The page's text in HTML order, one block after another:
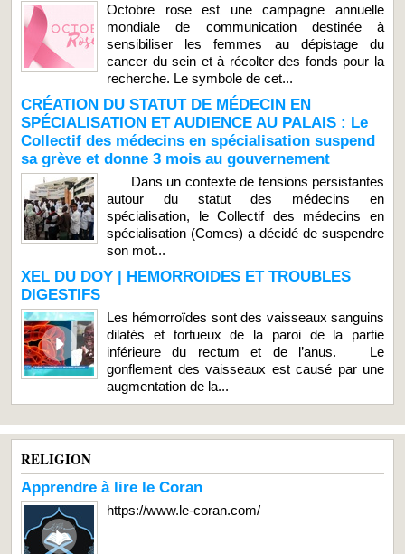
Octobre rose est une campagne annuelle
mondiale de communication destinée à
sensibiliser les femmes au dépistage du
cancer du sein et à récolter des fonds pour la
recherche. Le symbole de cet...
CRÉATION DU STATUT DE MÉDECIN EN
SPÉCIALISATION ET AUDIENCE AU PALAIS : Le
Collectif des médecins en spécialisation suspend
sa grève et donne 3 mois au gouvernement
Dans un contexte de tensions persistantes
autour du statut des médecins en
spécialisation, le Collectif des médecins en
spécialisation (Comes) a décidé de suspendre
son mot...
XEL DU DOY | HEMORROIDES ET TROUBLES
DIGESTIFS
Les hémorroïdes sont des vaisseaux sanguins
dilatés et tortueux de la paroi de la partie
inférieure du rectum et de l’anus. Le
gonflement des vaisseaux est causé par une
augmentation de la...
RELIGION
Apprendre à lire le Coran
https://www.le-coran.com/